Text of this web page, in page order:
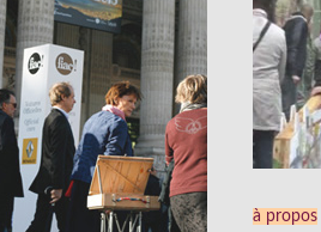
à propos